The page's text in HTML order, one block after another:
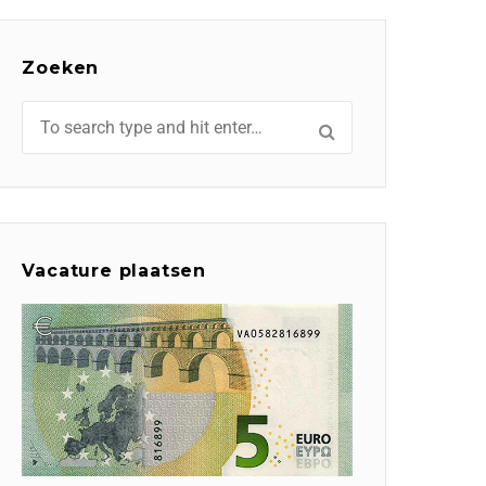
Zoeken
Vacature plaatsen